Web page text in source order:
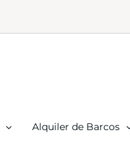
Alquiler de Barcos